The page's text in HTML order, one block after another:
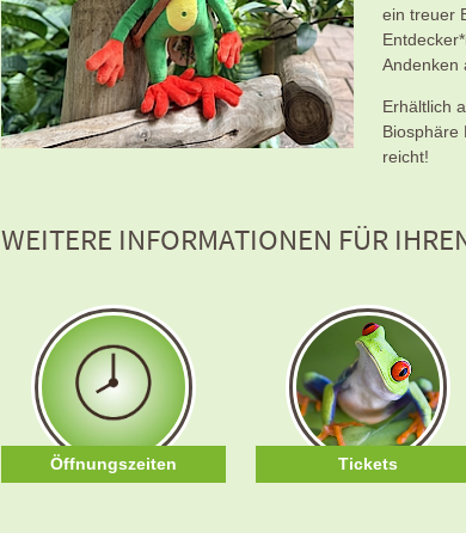
ein treuer
Andenken
Erhältlich
Biosphäre
reicht!
WEITERE INFORMATIONEN FÜR
Öffnungszeiten Tickets